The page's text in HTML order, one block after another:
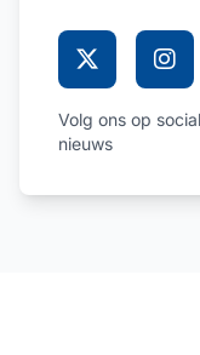
Volg ons op
nieuws